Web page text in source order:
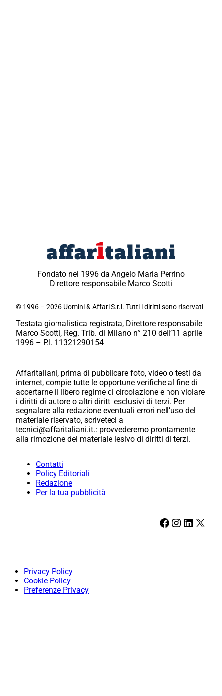
Fondato nel 1996 da Angelo Maria Perrino
Direttore responsabile Marco Scotti
© 1996 – 2026 Uomini & Affari S.r.l. Tutti i diritti sono riservati
Testata giornalistica registrata, Direttore responsabile
Marco Scotti, Reg. Trib. di Milano n° 210 dell’11 aprile
1996 – P.I. 11321290154
Affaritaliani, prima di pubblicare foto, video o testi da
internet, compie tutte le opportune verifiche al fine di
accertarne il libero regime di circolazione e non violare
i diritti di autore o altri diritti esclusivi di terzi. Per
segnalare alla redazione eventuali errori nell’uso del
materiale riservato, scriveteci a
tecnici@affaritaliani.it.: provvederemo prontamente
alla rimozione del materiale lesivo di diritti di terzi.
Contatti
Policy Editoriali
Redazione
Per la tua pubblicità
Facebook Instagram LinkedIn X
Privacy Policy
Cookie Policy
Preferenze Privacy